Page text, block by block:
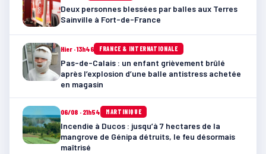
Deux personnes blessées par balles aux Terres
Sainville à Fort-de-France
Hier · 13h46 FRANCE & INTERNATIONALE
Pas-de-Calais : un enfant grièvement brûlé
après l’explosion d’une balle antistress achetée
en magasin
06/08 · 21h54 MARTINIQUE
Incendie à Ducos : jusqu’à 7 hectares de la
mangrove de Génipa détruits, le feu désormais
maîtrisé